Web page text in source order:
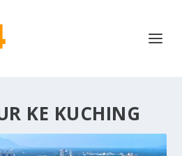
KE KUCHING